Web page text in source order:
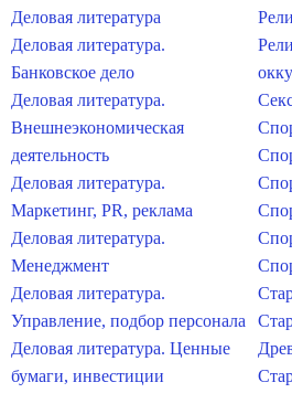
Деловая литература
Деловая литература.
Банковское дело
Деловая литература.
Внешнеэкономическая
деятельность
Деловая литература.
Маркетинг, PR, реклама
Деловая литература.
Менеджмент
Деловая литература.
Управление, подбор персонала
Деловая литература. Ценные
бумаги, инвестиции